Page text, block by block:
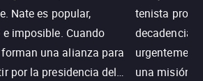
Nate es popular,
e imposible. Cuando
una alianza para
por la presidencia del
tenista
decadencia,
una misión